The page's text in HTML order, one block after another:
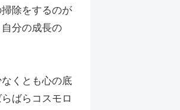
除をするのが
分の成長の
くとも心の底
ばらコスモロ